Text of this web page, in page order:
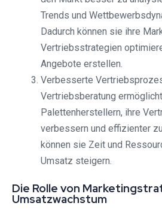
Trends und
Dadurch können sie ihre
Vertriebsstrategien
Angebote erstellen.
Verbesserte
Vertriebsberatung
Palettenherstellern, ihre
verbessern und effizienter
können sie Zeit und
Umsatz steigern.
Die Rolle von
Umsatzwachstum